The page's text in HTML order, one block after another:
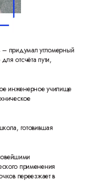
– придумал угломерный
отсчёта пути,
инженерное училище
готовившая
применения
переезжает в